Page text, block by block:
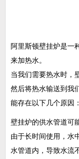
阿里斯顿壁挂炉是一
来加热水。
当我们需要热水时，
然后将热水输送到我
能存在以下几个原因：
壁挂炉的供水管道可
由于长时间使用，水
水管道内，导致水流